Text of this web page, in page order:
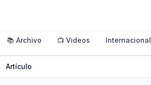
📚 Archivo 📺 Videos Internacional
Artículo